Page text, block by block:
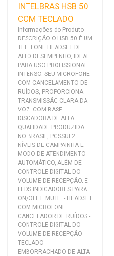
INTELBRAS HSB 50
COM TECLADO
Informações do Produto
DESCRIÇÃO O HSB 50 É UM
TELEFONE HEADSET DE
ALTO DESEMPENHO, IDEAL
PARA USO PROFISSIONAL
INTENSO. SEU MICROFONE
COM CANCELAMENTO DE
RUÍDOS, PROPORCIONA
TRANSMISSÃO CLARA DA
VOZ. COM BASE
DISCADORA DE ALTA
QUALIDADE PRODUZIDA
NO BRASIL, POSSUI 2
NÍVEIS DE CAMPAINHA E
MODO DE ATENDIMENTO
AUTOMÁTICO, ALÉM DE
CONTROLE DIGITAL DO
VOLUME DE RECEPÇÃO, E
LEDS INDICADORES PARA
ON/OFF E MUTE. - HEADSET
COM MICROFONE
CANCELADOR DE RUÍDOS -
CONTROLE DIGITAL DO
VOLUME DE RECEPÇÃO -
TECLADO
EMBORRACHADO DE ALTA